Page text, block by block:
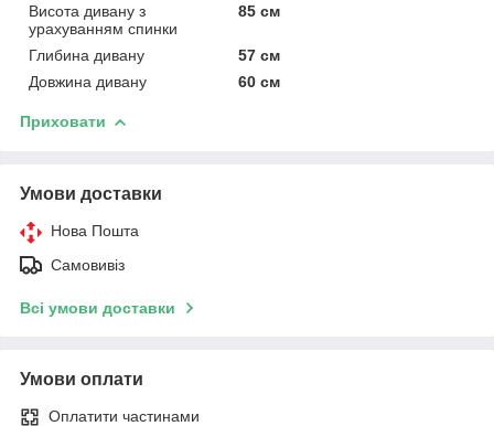
Висота дивану з
урахуванням спинки
85 см
Глибина дивану
57 см
Довжина дивану
60 см
Приховати
Умови доставки
Нова Пошта
Самовивіз
Всі умови доставки
Умови оплати
Оплатити частинами